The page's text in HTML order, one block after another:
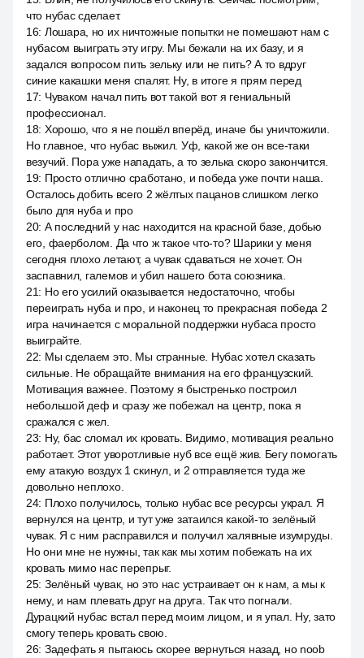
что нубас сделает.
16: Лошара, но их ничтожные попытки не помешают нам с
нубасом выиграть эту игру. Мы бежали на их базу, и я
задался вопросом пить зельку или не пить? А то вдруг
синие какашки меня спалят. Ну, в итоге я прям перед
17: Чуваком начал пить вот такой вот я гениальный
профессионал.
18: Хорошо, что я не пошёл вперёд, иначе бы уничтожили.
Но главное, что нубас выжил. Уф, какой же он все-таки
везучий. Пора уже нападать, а то зелька скоро закончится.
19: Просто отлично сработано, и победа уже почти наша.
Осталось добить всего 2 жёлтых пацанов слишком легко
было для нуба и про
20: А последний у нас находится на красной базе, добью
его, фаерболом. Да что ж такое что-то? Шарики у меня
сегодня плохо летают, а чувак сдаваться не хочет. Он
заспавнил, галемов и убил нашего бота союзника.
21: Но его усилий оказывается недостаточно, чтобы
переиграть нуба и про, и наконец то прекрасная победа 2
игра начинается с моральной поддержки нубаса просто
выиграйте.
22: Мы сделаем это. Мы странные. Нубас хотел сказать
сильные. Не обращайте внимания на его французский.
Мотивация важнее. Поэтому я быстренько построил
небольшой деф и сразу же побежал на центр, пока я
сражался с жел.
23: Ну, бас сломал их кровать. Видимо, мотивация реально
работает. Этот уворотливые нуб все ещё жив. Бегу помогать
ему атакую воздух 1 скинул, и 2 отправляется туда же
довольно неплохо.
24: Плохо получилось, только нубас все ресурсы украл. Я
вернулся на центр, и тут уже затаился какой-то зелёный
чувак. Я с ним расправился и получил халявные изумруды.
Но они мне не нужны, так как мы хотим побежать на их
кровать мимо нас перепрыг.
25: Зелёный чувак, но это нас устраивает он к нам, а мы к
нему, и нам плевать друг на друга. Так что погнали.
Дурацкий нубас встал перед моим лицом, и я упал. Ну, зато
смогу теперь кровать свою.
26: Задефать я пытаюсь скорее вернуться назад, но noob